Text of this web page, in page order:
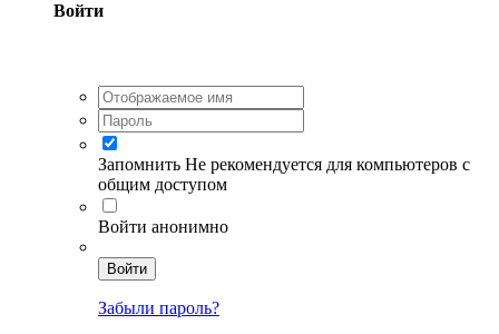
Войти
Запомнить Не рекомендуется для компьютеров с
общим доступом
Войти анонимно
Войти
Забыли пароль?